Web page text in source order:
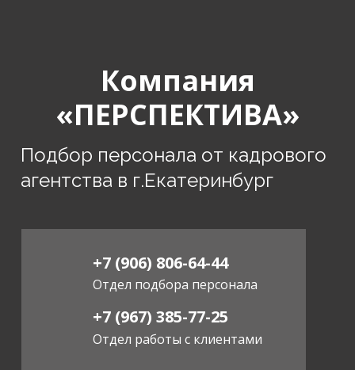
Отдел работы с клиентами
Отдел подбора персонала
+7 (906) 806-64-44
+7 (967) 385-77-25
Подбор персонала от кадрового
агентства в г.Екатеринбург
Компания
«ПЕРСПЕКТИВА»